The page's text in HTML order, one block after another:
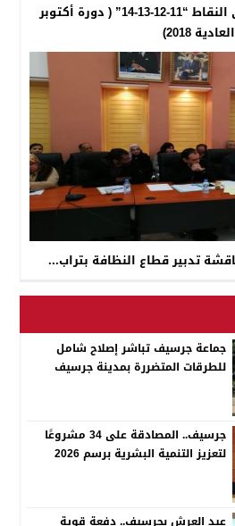
المصادقة بالإجماع على النقاط “11-12-13-14” ( دورة أكتوبر
العادية 2018)
جماعة جرسيف تباشر إصلاح شامل
للطرقات المتضررة بمدينة جرسيف
جرسيف.. المصادقة على 34 مشروعًا
لتعزيز التنمية البشرية برسم 2026
عيد العرش بجرسيف.. دفعة قوية